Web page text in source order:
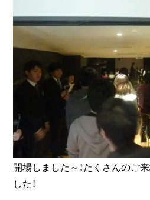
開場しました～！たくさんのご
した！